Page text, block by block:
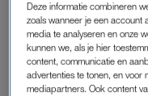
geëist.Holleeder(63)
STRAFZAAK
Zijn advocaten hebben
Deze informatie combineren
zoals wanneer je een account
media te analyseren en onze
kunnen we, als je hier
content, communicatie en
advertenties te tonen, en voor
mediapartners. Ook content